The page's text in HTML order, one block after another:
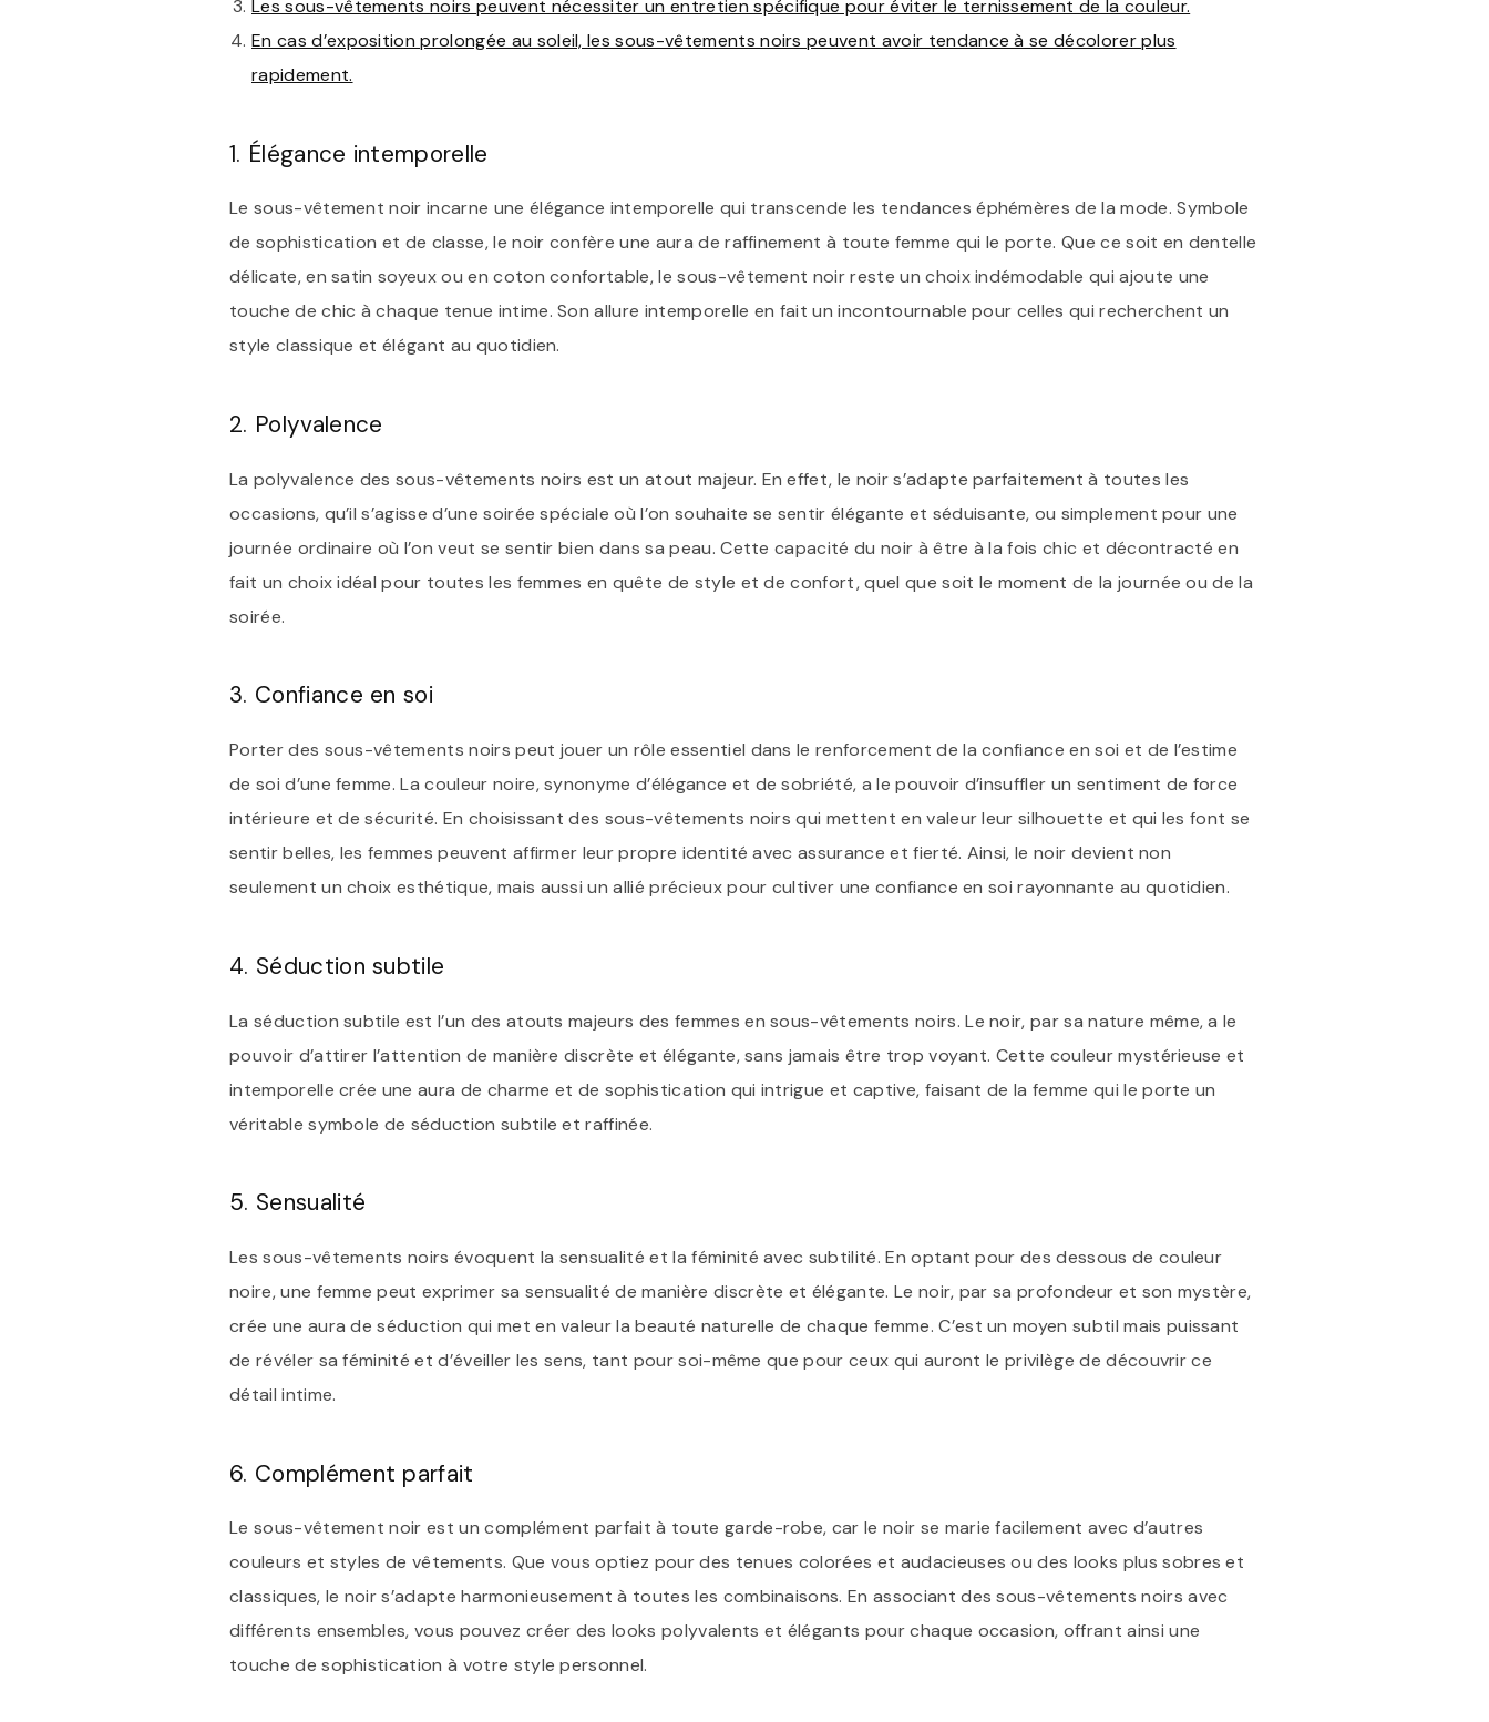
Les sous-vêtements noirs peuvent nécessiter un entretien spécifique pour éviter le ternissement de la couleur.
En cas d’exposition prolongée au soleil, les sous-vêtements noirs peuvent avoir tendance à se décolorer plus
rapidement.
1. Élégance intemporelle
Le sous-vêtement noir incarne une élégance intemporelle qui transcende les tendances éphémères de la mode. Symbole
de sophistication et de classe, le noir confère une aura de raffinement à toute femme qui le porte. Que ce soit en dentelle
délicate, en satin soyeux ou en coton confortable, le sous-vêtement noir reste un choix indémodable qui ajoute une
touche de chic à chaque tenue intime. Son allure intemporelle en fait un incontournable pour celles qui recherchent un
style classique et élégant au quotidien.
2. Polyvalence
La polyvalence des sous-vêtements noirs est un atout majeur. En effet, le noir s’adapte parfaitement à toutes les
occasions, qu’il s’agisse d’une soirée spéciale où l’on souhaite se sentir élégante et séduisante, ou simplement pour une
journée ordinaire où l’on veut se sentir bien dans sa peau. Cette capacité du noir à être à la fois chic et décontracté en
fait un choix idéal pour toutes les femmes en quête de style et de confort, quel que soit le moment de la journée ou de la
soirée.
3. Confiance en soi
Porter des sous-vêtements noirs peut jouer un rôle essentiel dans le renforcement de la confiance en soi et de l’estime
de soi d’une femme. La couleur noire, synonyme d’élégance et de sobriété, a le pouvoir d’insuffler un sentiment de force
intérieure et de sécurité. En choisissant des sous-vêtements noirs qui mettent en valeur leur silhouette et qui les font se
sentir belles, les femmes peuvent affirmer leur propre identité avec assurance et fierté. Ainsi, le noir devient non
seulement un choix esthétique, mais aussi un allié précieux pour cultiver une confiance en soi rayonnante au quotidien.
4. Séduction subtile
La séduction subtile est l’un des atouts majeurs des femmes en sous-vêtements noirs. Le noir, par sa nature même, a le
pouvoir d’attirer l’attention de manière discrète et élégante, sans jamais être trop voyant. Cette couleur mystérieuse et
intemporelle crée une aura de charme et de sophistication qui intrigue et captive, faisant de la femme qui le porte un
véritable symbole de séduction subtile et raffinée.
5. Sensualité
Les sous-vêtements noirs évoquent la sensualité et la féminité avec subtilité. En optant pour des dessous de couleur
noire, une femme peut exprimer sa sensualité de manière discrète et élégante. Le noir, par sa profondeur et son mystère,
crée une aura de séduction qui met en valeur la beauté naturelle de chaque femme. C’est un moyen subtil mais puissant
de révéler sa féminité et d’éveiller les sens, tant pour soi-même que pour ceux qui auront le privilège de découvrir ce
détail intime.
6. Complément parfait
Le sous-vêtement noir est un complément parfait à toute garde-robe, car le noir se marie facilement avec d’autres
couleurs et styles de vêtements. Que vous optiez pour des tenues colorées et audacieuses ou des looks plus sobres et
classiques, le noir s’adapte harmonieusement à toutes les combinaisons. En associant des sous-vêtements noirs avec
différents ensembles, vous pouvez créer des looks polyvalents et élégants pour chaque occasion, offrant ainsi une
touche de sophistication à votre style personnel.